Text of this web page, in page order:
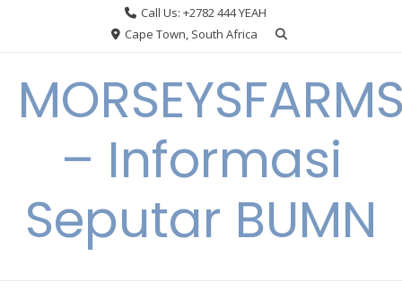
Call Us: +2782 444 YEAH
Cape Town, South Africa
– Informasi
Seputar BUMN